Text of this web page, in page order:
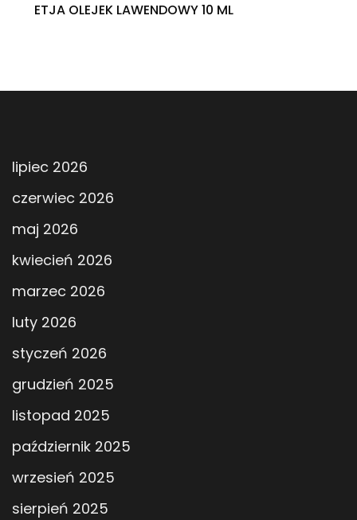
ETJA OLEJEK LAWENDOWY 10 ML
lipiec 2026
czerwiec 2026
maj 2026
kwiecień 2026
marzec 2026
luty 2026
styczeń 2026
grudzień 2025
listopad 2025
październik 2025
wrzesień 2025
sierpień 2025